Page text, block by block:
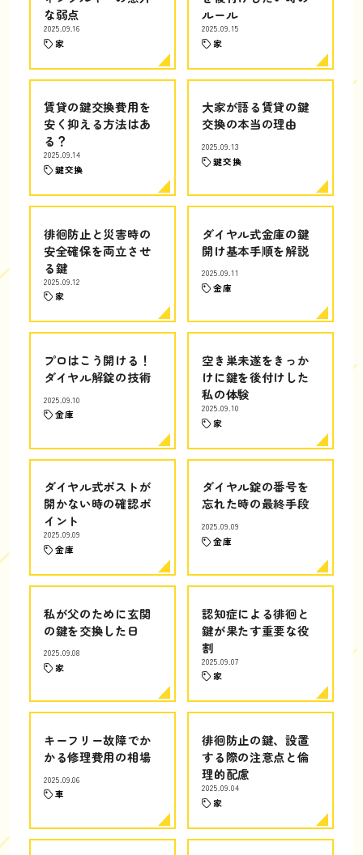
な弱点
2025.09.16
家
ルール
2025.09.15
家
賃貸の鍵交換費用を
安く抑える方法はあ
る？
2025.09.14
鍵交換
大家が語る賃貸の鍵
交換の本当の理由
2025.09.13
鍵交換
徘徊防止と災害時の
安全確保を両立させ
る鍵
2025.09.12
家
ダイヤル式金庫の鍵
開け基本手順を解説
2025.09.11
金庫
プロはこう開ける！
ダイヤル解錠の技術
2025.09.10
金庫
空き巣未遂をきっか
けに鍵を後付けした
私の体験
2025.09.10
家
ダイヤル式ポストが
開かない時の確認ポ
イント
2025.09.09
金庫
ダイヤル錠の番号を
忘れた時の最終手段
2025.09.09
金庫
私が父のために玄関
の鍵を交換した日
2025.09.08
家
認知症による徘徊と
鍵が果たす重要な役
割
2025.09.07
家
キーフリー故障でか
かる修理費用の相場
2025.09.06
車
徘徊防止の鍵、設置
する際の注意点と倫
理的配慮
2025.09.04
家